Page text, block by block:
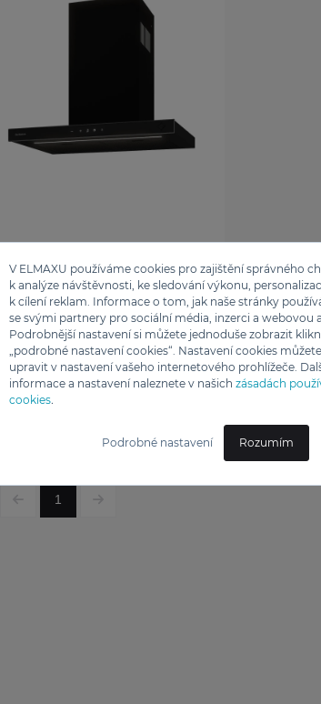
V ELMAXU používáme cookies pro zajištění správného
k analýze návštěvnosti, ke sledování výkonu,
k cílení reklam. Informace o tom, jak naše stránky
se svými partnery pro sociální média, inzerci a webovou
Podrobnější nastavení si můžete jednoduše zobrazit
„podrobné nastavení cookies“. Nastavení cookies
upravit v nastavení vašeho internetového prohlížeče.
informace a nastavení naleznete v našich zásadách
cookies.
Podrobné nastavení Rozumím
De Dietrich
ODSAVAČ KOMÍNOVÝ
DHB46740B
1